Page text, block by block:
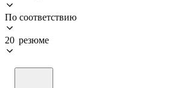
По соответствию
20 резюме